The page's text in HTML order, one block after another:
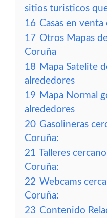
sitios turisticos
16 Casas en
17 Otros Mapas
Coruña
18 Mapa Satelite
alrededores
19 Mapa Normal
alrededores
20 Gasolineras
Coruña:
21 Talleres
Coruña:
22 Webcams
Coruña:
23 Contenido